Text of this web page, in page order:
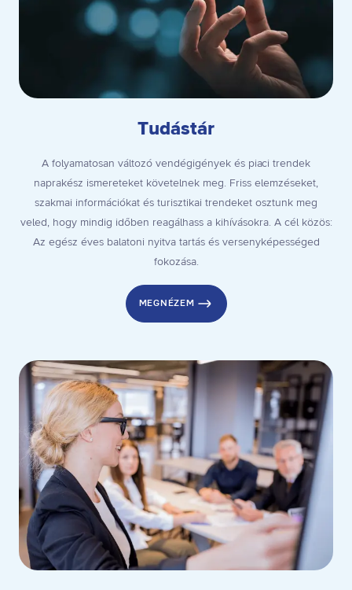
Tudástár
A folyamatosan változó vendégigények és piaci trendek
naprakész ismereteket követelnek meg. Friss elemzéseket,
szakmai információkat és turisztikai trendeket osztunk meg
veled, hogy mindig időben reagálhass a kihívásokra. A cél közös:
Az egész éves balatoni nyitva tartás és versenyképességed
fokozása.
MEGNÉZEM